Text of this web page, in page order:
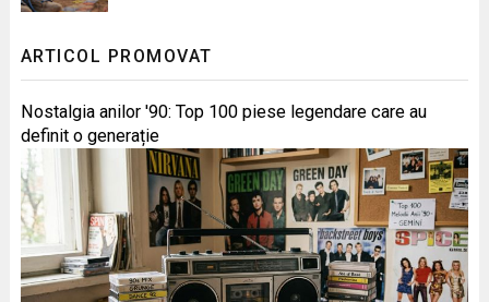
ARTICOL PROMOVAT
Nostalgia anilor '90: Top 100 piese legendare care au
definit o generație